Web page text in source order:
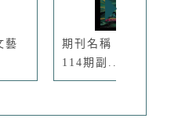
藝
期刊名稱：臺灣文藝
114期副...